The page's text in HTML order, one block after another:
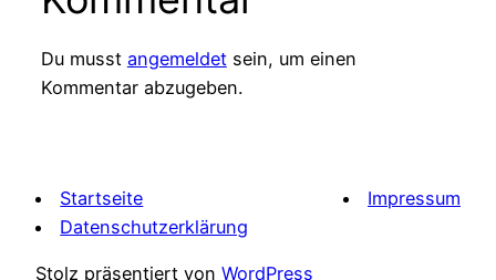
Du musst angemeldetsein, um einen
Kommentar abzugeben.
Startseite
Impressum
Datenschutzerklärung
Stolz präsentiert von WordPress